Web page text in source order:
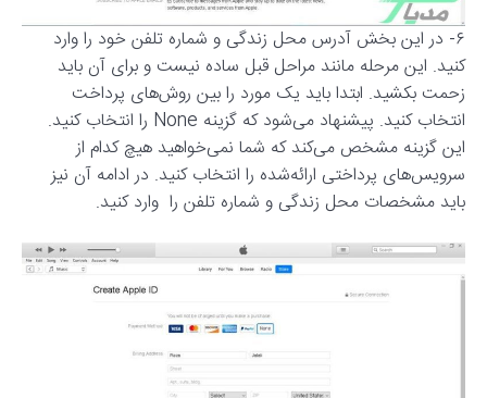
۶- در این بخش آدرس محل زندگی و شماره تلفن خود را وارد
کنید. این مرحله مانند مراحل قبل ساده نیست و برای آن باید
زحمت بکشید. ابتدا باید یک مورد را بین روش‌های پرداخت
انتخاب کنید. پیشنهاد می‌شود که گزینه None را انتخاب کنید.
این گزینه مشخص می‌کند که شما نمی‌خواهید هیچ کدام از
سرویس‌های پرداختی ارائه‌شده را انتخاب کنید. در ادامه آن نیز
باید مشخصات محل زندگی و شماره تلفن را وارد کنید.